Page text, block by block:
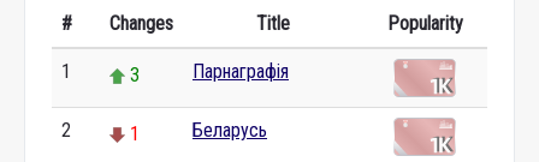
# Changes Title Popularity
1 3 Парнаграфія
2 1 Беларусь